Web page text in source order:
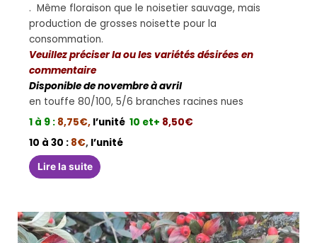
. Même floraison que le noisetier sauvage, mais
production de grosses noisette pour la
consommation.
Veuillez préciser la ou les variétés désirées en
commentaire
Disponible de novembre à avril
en touffe 80/100, 5/6 branches racines nues
1 à 9 : 8,75€, l’unité10 et+ 8,50€
10 à 30 : 8€, l’unité
Lire la suite